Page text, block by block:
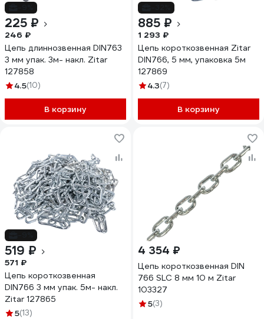
225 ₽
246 ₽
Цепь длиннозвенная DIN763
3 мм упак. 3м- накл. Zitar
127858
4.5(10)
В корзину
885 ₽
1 293 ₽
Цепь короткозвенная Zitar
DIN766, 5 мм, упаковка 5м
127869
4.3(7)
В корзину
519 ₽
571 ₽
Цепь короткозвенная
DIN766 3 мм упак. 5м- накл.
Zitar 127865
5(13)
4 354 ₽
Цепь короткозвенная DIN
766 SLC 8 мм 10 м Zitar
103327
5(3)